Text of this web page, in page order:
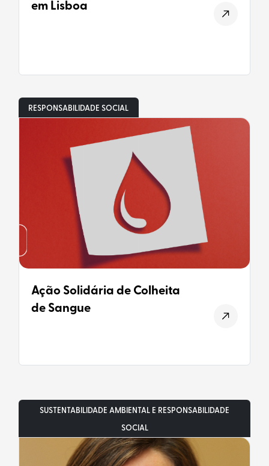
em Lisboa
RESPONSABILIDADE SOCIAL
Ação Solidária de Colheita
de Sangue
SUSTENTABILIDADE AMBIENTAL E RESPONSABILIDADE
SOCIAL